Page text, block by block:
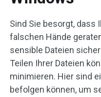
Sind Sie besorgt, dass
falschen Hände
sensible Dateien
Teilen Ihrer Dateien
minimieren. Hier sind
befolgen können, um